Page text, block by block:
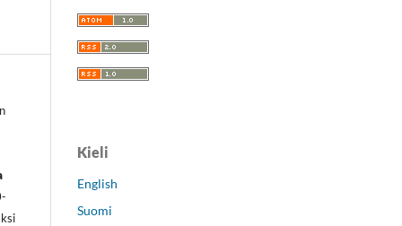
Kieli
English
Suomi